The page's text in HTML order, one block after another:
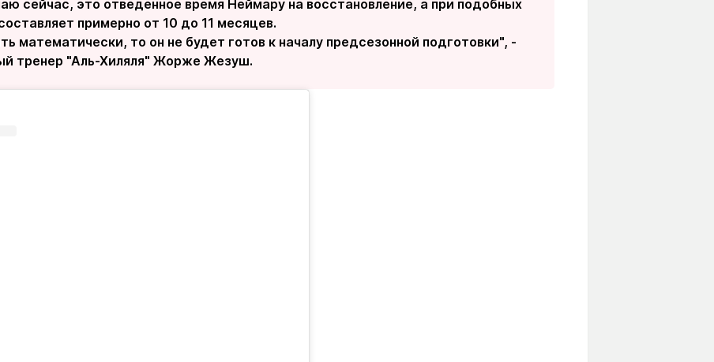
сейчас, это отведенное время Неймару на восстановление, а при подобных
примерно от 10 до 11 месяцев.
математически, то он не будет готов к началу предсезонной подготовки", -
тренер "Аль-Хиляля" Жорже Жезуш.